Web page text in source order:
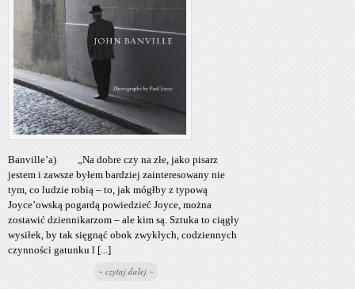
Banville’a) „Na dobre czy na złe, jako pisarz
jestem i zawsze byłem bardziej zainteresowany nie
tym, co ludzie robią – to, jak mógłby z typową
Joyce’owską pogardą powiedzieć Joyce, można
zostawić dziennikarzom – ale kim są. Sztuka to ciągły
wysiłek, by tak sięgnąć obok zwykłych, codziennych
czynności gatunku l [...]
~ czytaj dalej ~